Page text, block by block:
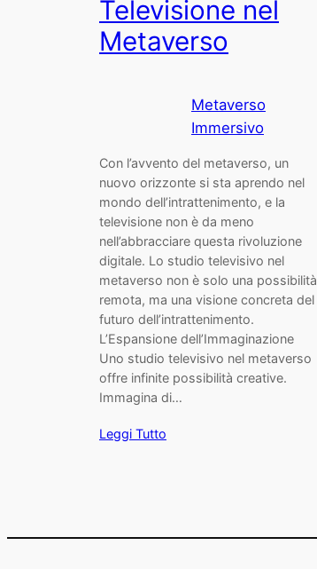
Televisione nel
Metaverso
Metaverso
Immersivo
Con l’avvento del metaverso, un
nuovo orizzonte si sta aprendo nel
mondo dell’intrattenimento, e la
televisione non è da meno
nell’abbracciare questa rivoluzione
digitale. Lo studio televisivo nel
metaverso non è solo una possibilità
remota, ma una visione concreta del
futuro dell’intrattenimento.
L’Espansione dell’Immaginazione
Uno studio televisivo nel metaverso
offre infinite possibilità creative.
Immagina di…
Leggi Tutto